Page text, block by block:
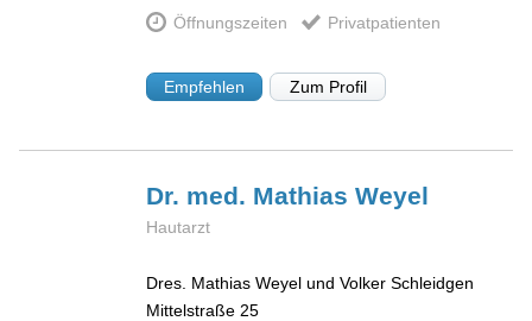
Öffnungszeiten Privatpatienten
Empfehlen Zum Profil
Dr. med. MathiasWeyel
Hautarzt
Dres. Mathias Weyel und Volker Schleidgen
Mittelstraße 25